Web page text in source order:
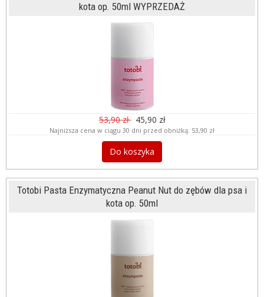
kota op. 50ml WYPRZEDAŻ
53,90 zł 45,90 zł
Najniższa cena w ciągu 30 dni przed obniżką: 53,90 zł
Do koszyka
Totobi Pasta Enzymatyczna Peanut Nut do zębów dla psa i
kota op. 50ml